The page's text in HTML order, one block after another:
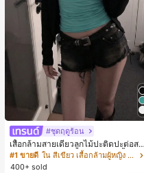
#ชุดฤดูร้อน
เสื้อกล้ามสายเดี่ยวลูกไม้ปะติดปะต่อสไ
ตล์เกาหลี, สุนทรียศาสตร์ Y2K, เสื้อผ้าส
ตรีทแวร์ลำลองฤดูร้อน
#1 ขายดี
ใน สีเขียว เสื้อกล้ามผู้หญิง & Camis
400+ sold